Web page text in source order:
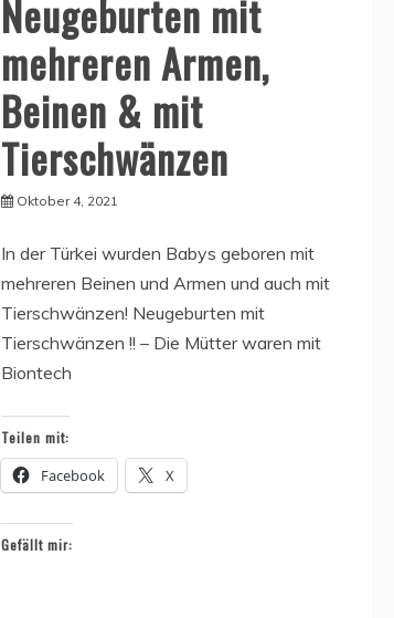
Neugeburten mit
mehreren Armen,
Beinen & mit
Tierschwänzen
Oktober 4, 2021
In der Türkei wurden Babys geboren mit
mehreren Beinen und Armen und auch mit
Tierschwänzen! Neugeburten mit
Tierschwänzen !! – Die Mütter waren mit
Biontech
Teilen mit:
Facebook X
Gefällt mir: